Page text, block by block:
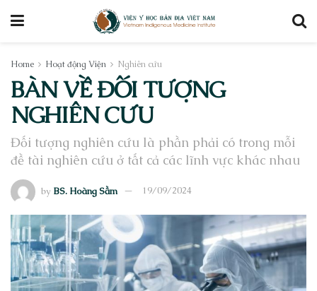
Home Hoạt động Viện Nghiên cứu
BÀN VỀ ĐỐI TƯỢNG
NGHIÊN CỨU
Đối tượng nghiên cứu là phần phải có trong mỗi
đề tài nghiên cứu ở tất cả các lĩnh vực khác nhau
by BS. Hoàng Sầm 19/09/2024